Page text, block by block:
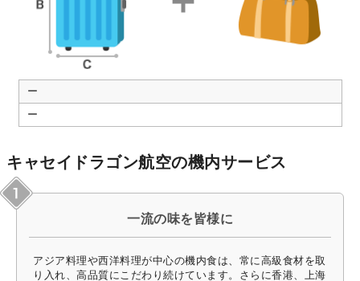
ー
ー
キャセイドラゴン航空の機内サービス
一流の味を皆様に
アジア料理や西洋料理が中心の機内食は、常に高級食材を取
り入れ、高品質にこだわり続けています。さらに香港、上海